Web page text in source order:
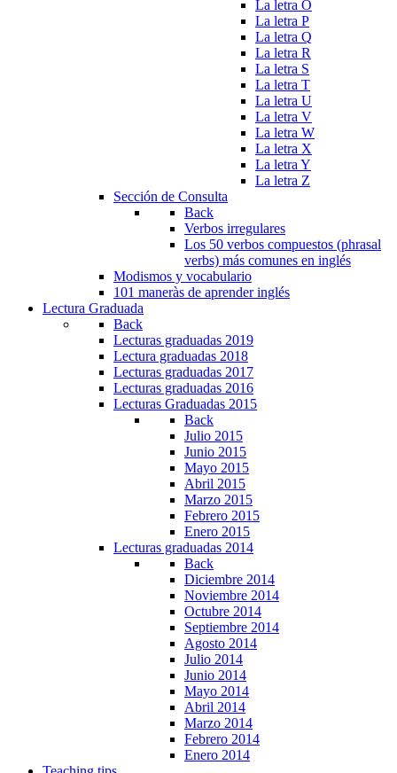
La letra O
La letra P
La letra Q
La letra R
La letra S
La letra T
La letra U
La letra V
La letra W
La letra X
La letra Y
La letra Z
Sección de Consulta
Back
Verbos irregulares
Los 50 verbos compuestos (phrasal
verbs) más comunes en inglés
Modismos y vocabulario
101 maneràs de aprender inglés
Lectura Graduada
Back
Lecturas graduadas 2019
Lectura graduadas 2018
Lecturas graduadas 2017
Lecturas graduadas 2016
Lecturas Graduadas 2015
Back
Julio 2015
Junio 2015
Mayo 2015
Abril 2015
Marzo 2015
Febrero 2015
Enero 2015
Lecturas graduadas 2014
Back
Diciembre 2014
Noviembre 2014
Octubre 2014
Septiembre 2014
Agosto 2014
Julio 2014
Junio 2014
Mayo 2014
Abril 2014
Marzo 2014
Febrero 2014
Enero 2014